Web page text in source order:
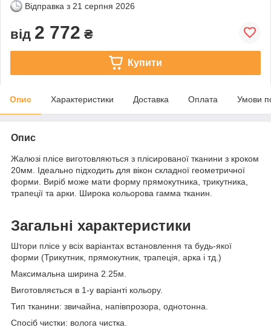
Відправка з 21 серпня 2026
від 2 772 ₴
Купити
Опис Характеристики Доставка Оплата Умови
Опис
Жалюзі плісе виготовляються з плісированої тканини з кроком
20мм. Ідеально підходить для вікон складної геометричної
форми. Виріб може мати форму прямокутника, трикутника,
трапеції та арки. Широка кольорова гамма тканин.
Загальні характеристики
Штори плісе у всіх варіантах встановлення та будь-якої
форми (Трикутник, прямокутник, трапеція, арка і тд.)
Максимальна ширина 2.25м.
Виготовляється в 1-y варіанті кольору.
Тип тканини: звичайна, напівпрозора, однотонна.
Спосіб чистки: волога чистка